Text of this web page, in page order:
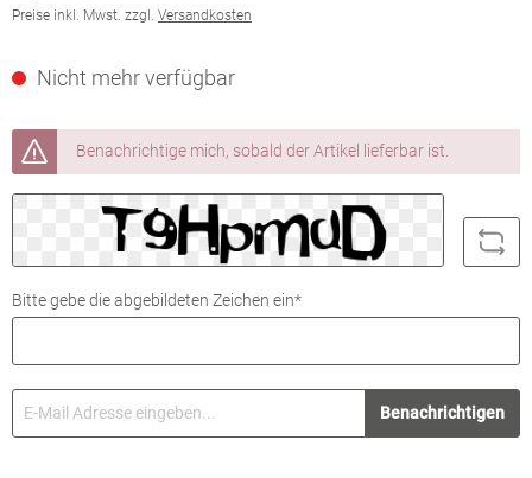
Preise inkl. Mwst. zzgl. Versandkosten
Nicht mehr verfügbar
Benachrichtige mich, sobald der Artikel lieferbar ist.
Bitte gebe die abgebildeten Zeichen ein*
Benachrichtigen